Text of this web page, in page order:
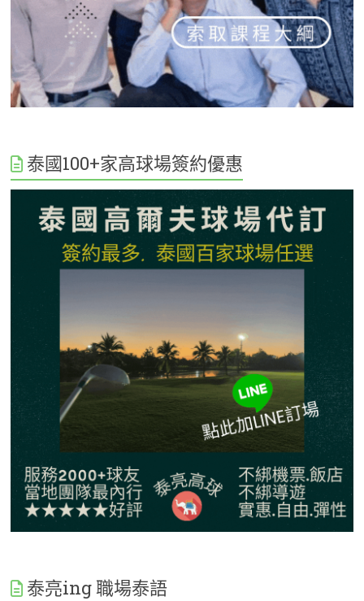
泰國100+家高球場簽約優惠
泰亮ing 職場泰語